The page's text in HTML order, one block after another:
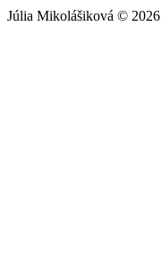
Júlia Mikolášiková © 2026